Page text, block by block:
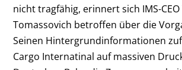
nicht tragfähig, erinnert sich IMS-
Tomassovich betroffen über die
Seinen Hintergrundinformationen
Cargo Internatinal auf massiven